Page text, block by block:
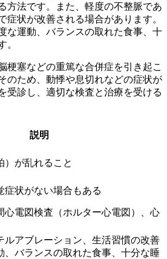
方法です。また、軽度の不整脈であ
症状が改善される場合があります。
な運動、バランスの取れた食事、十
。
梗塞などの重篤な合併症を引き起こ
のため、動悸や息切れなどの症状が
受診し、適切な検査と治療を受ける
説明
）が乱れること
症状がない場合もある
心電図検査（ホルター心電図）、心
ルアブレーション、生活習慣の改善
、バランスの取れた食事、十分な睡